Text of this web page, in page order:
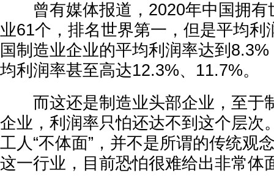
曾有媒体报道，2020年中国拥有
业61个，排名世界第一，但是平均利
国制造业企业的平均利润率达到
均利润率甚至高达12.3%、11.7%。
而这还是制造业头部企业，至于
企业，利润率只怕还达不到这个层次
工人“不体面”，并不是所谓的传统观
这一行业，目前恐怕很难给出非常体